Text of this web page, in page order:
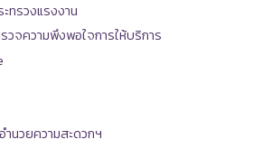
ทรวงแรงงาน
วจความพึงพอใจการให้บริการ
นวยความสะดวกฯ